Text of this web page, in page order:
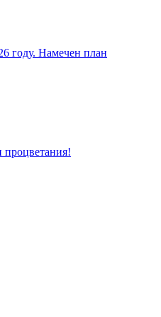
году. Намечен план
процветания!